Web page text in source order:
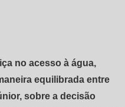
no acesso à água,
equilibrada entre
sobre a decisão